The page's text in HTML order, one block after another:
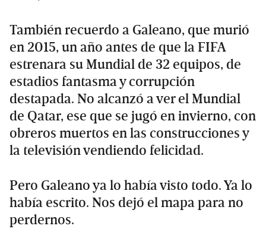
También recuerdo a Galeano, que murió
en 2015, un año antes de que la FIFA
estrenara su Mundial de 32 equipos, de
estadios fantasma y corrupción
destapada. No alcanzó a ver el Mundial
de Qatar, ese que se jugó en invierno, con
obreros muertos en las construcciones y
la televisión vendiendo felicidad.
Pero Galeano ya lo había visto todo. Ya lo
había escrito. Nos dejó el mapa para no
perdernos.